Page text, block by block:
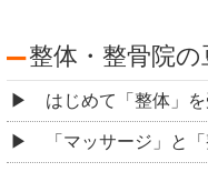
整体・整骨院の
はじめて「整体」
「マッサージ」と